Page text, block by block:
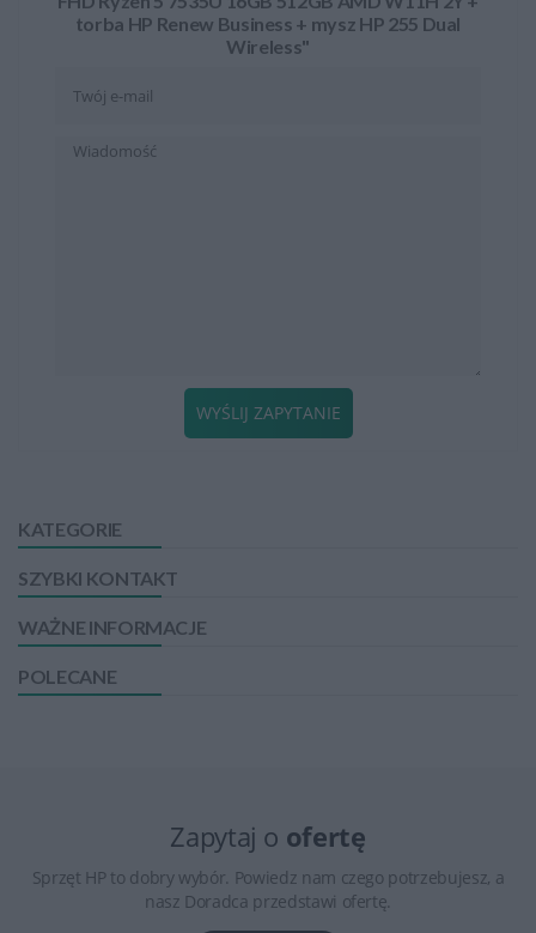
KATEGORIE
SZYBKI KONTAKT
WAŻNE INFORMACJE
POLECANE
torba HP Renew Business + mysz HP 255 Dual
Wireless"
WYŚLIJ ZAPYTANIE
Zapytaj o ofertę
Sprzęt HP to dobry wybór. Powiedz nam czego potrzebujesz, a
nasz Doradca przedstawi ofertę.